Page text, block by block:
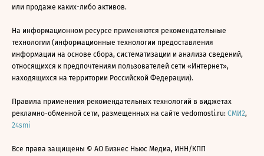
или продаже каких-либо активов.
На информационном ресурсе применяются рекомендательные
технологии (информационные технологии предоставления
информации на основе сбора, систематизации и анализа сведений,
относящихся к предпочтениям пользователей сети «Интернет»,
находящихся на территории Российской Федерации).
Правила применения рекомендательных технологий в виджетах
рекламно-обменной сети, размещенных на сайте vedomosti.ru: СМИ2,
24smi
Все права защищены © АО Бизнес Ньюс Медиа, ИНН/КПП